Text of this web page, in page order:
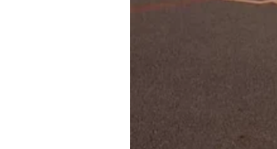
Ljubav
Na polju emocija
Ako ste slobodni,
iskrenošću i toplim